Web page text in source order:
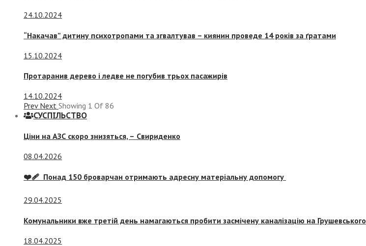
24.10.2024
“Накачав” дитину психотропами та згвалтував – киянин проведе 14 років за ґратами
15.10.2024
Протаранив дерево і ледве не погубив трьох пасажирів
14.10.2024
Prev Next Showing 1 Of 86
СУСПIЛЬСТВО
Ціни на АЗС скоро знизяться, – Свириденко
08.04.2026
❤️‍🩹 Понад 150 броварчан отримають адресну матеріальну допомогу
29.04.2025
Комунальники вже третій день намагаються пробити засмічену каналізацію на Грушевського
18.04.2025